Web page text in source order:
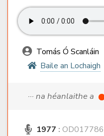
Tomás Ó Scanláin
Baile an Lochaigh
··· na héanlaithe a
1977 :